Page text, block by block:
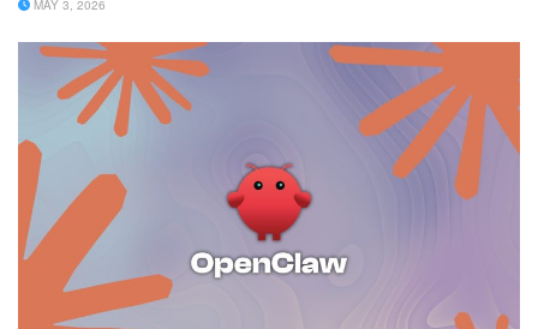
MAY 3, 2026